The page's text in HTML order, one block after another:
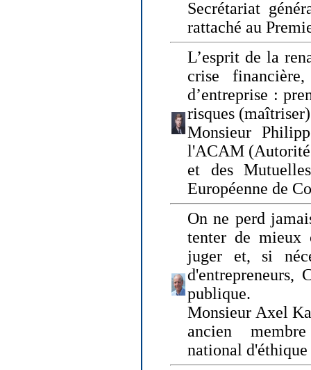
Secrétariat
rattaché au
L’esprit de la
crise
d’entreprise :
risques
Monsieur
l'ACAM (Autorité
et des
Européenne de
On ne perd
tenter de mieux
juger et, si
d'entrepreneurs,
publique.
Monsieur Axel
ancien
national d'éthique